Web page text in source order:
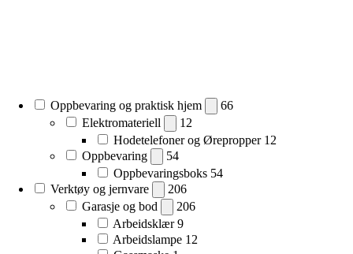
Oppbevaring og praktisk hjem
66
Elektromateriell
12
Hodetelefoner og Ørepropper 12
Oppbevaring
54
Oppbevaringsboks 54
Verktøy og jernvare
206
Garasje og bod
206
Arbeidsklær 9
Arbeidslampe 12